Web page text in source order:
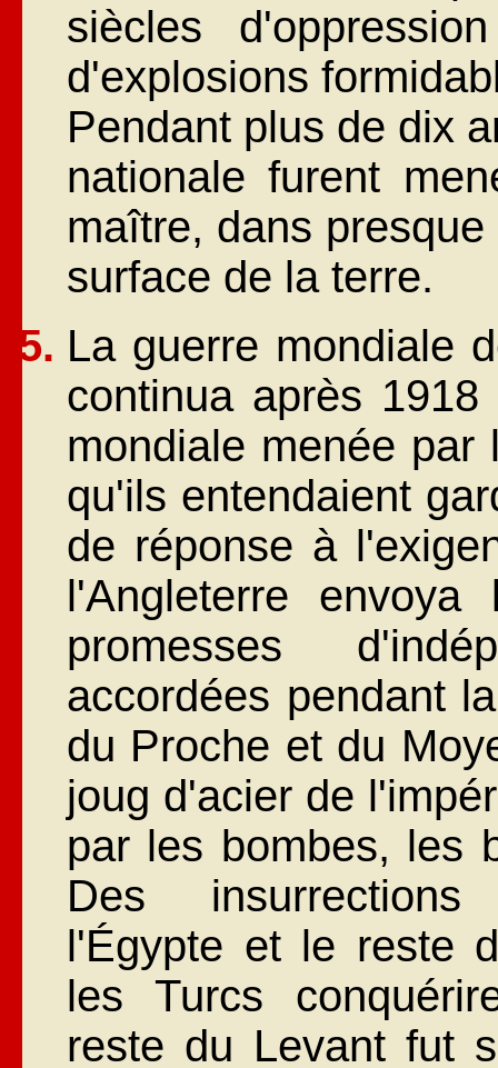
siècles
d'explosions
Pendant plus de dix
nationale furent
maître, dans
surface de la terre.
La guerre mondiale
continua après
mondiale menée
qu'ils entendaient
de réponse à
l'Angleterre
promesses
accordées pendant
du Proche et du
joug d'acier de
par les bombes, les
Des insurrections
l'Égypte et le reste
les Turcs
reste du Levant fut